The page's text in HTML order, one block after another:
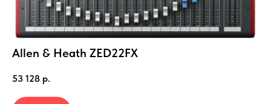
Allen & Heath ZED22FX
53 128 р.